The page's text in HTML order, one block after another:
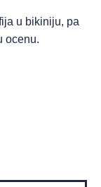
u bikiniju, pa
ocenu.